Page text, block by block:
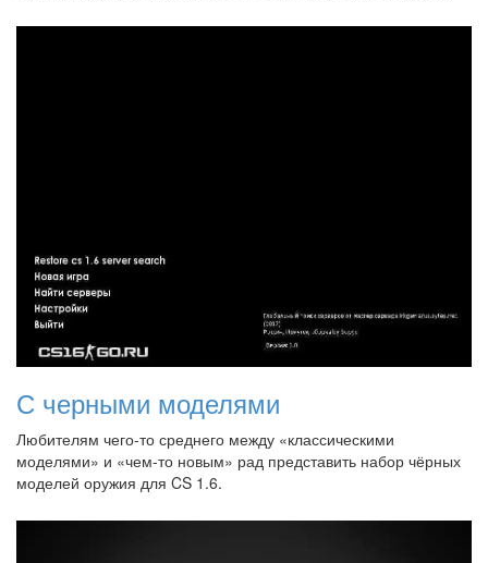
С черными моделями
Любителям чего-то среднего между «классическими
моделями» и «чем-то новым» рад представить набор чёрных
моделей оружия для CS 1.6.